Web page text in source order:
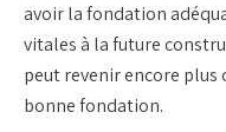
avoir la fondation
vitales à la future
peut revenir encore plus
bonne fondation.